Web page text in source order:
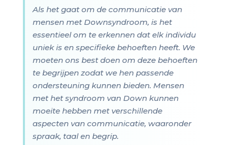
Als het gaat om de communicatie van
mensen met Downsyndroom, is het
essentieel om te erkennen dat elk individu
uniek is en specifieke behoeften heeft. We
moeten ons best doen om deze behoeften
te begrijpen zodat we hen passende
ondersteuning kunnen bieden. Mensen
met het syndroom van Down kunnen
moeite hebben met verschillende
aspecten van communicatie, waaronder
spraak, taal en begrip.